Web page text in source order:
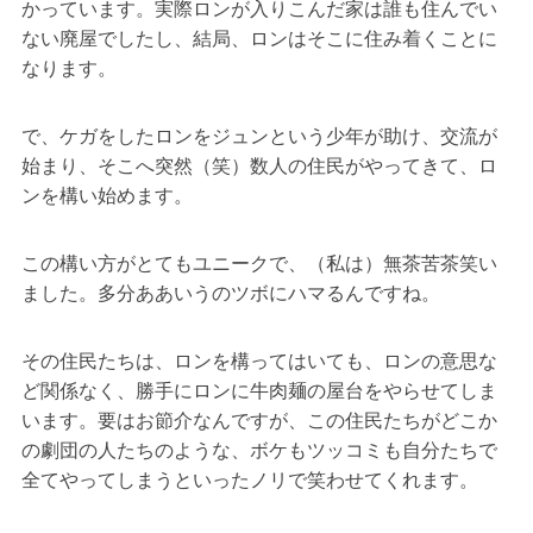
かっています。実際ロンが入りこんだ家は誰も住んでい
ない廃屋でしたし、結局、ロンはそこに住み着くことに
なります。
で、ケガをしたロンをジュンという少年が助け、交流が
始まり、そこへ突然（笑）数人の住民がやってきて、ロ
ンを構い始めます。
この構い方がとてもユニークで、（私は）無茶苦茶笑い
ました。多分ああいうのツボにハマるんですね。
その住民たちは、ロンを構ってはいても、ロンの意思な
ど関係なく、勝手にロンに牛肉麺の屋台をやらせてしま
います。要はお節介なんですが、この住民たちがどこか
の劇団の人たちのような、ボケもツッコミも自分たちで
全てやってしまうといったノリで笑わせてくれます。